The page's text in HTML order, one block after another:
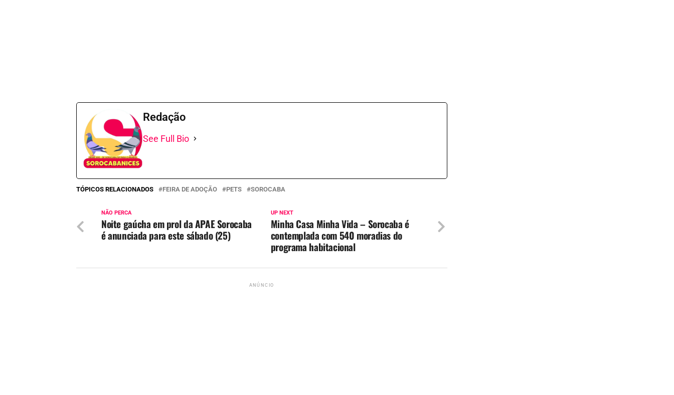
Redação
See Full Bio
TÓPICOS RELACIONADOS FEIRA DE ADOÇÃO PETS SOROCABA
UP NEXT
Minha Casa Minha Vida – Sorocaba é
contemplada com 540 moradias do
programa habitacional
NÃO PERCA
Noite gaúcha em prol da APAE Sorocaba
é anunciada para este sábado (25)
ANÚNCIO